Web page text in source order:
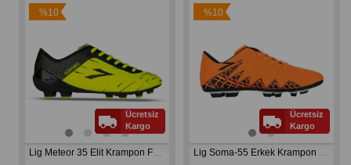
Lig Meteor 35 Elit Krampon Fosfor Sarı
%10
Ücretsiz
Kargo
Lig Soma-55 Erkek Krampon Ayakkabısı Turuncu 40-47 Numara
%10
Ücretsiz
Kargo